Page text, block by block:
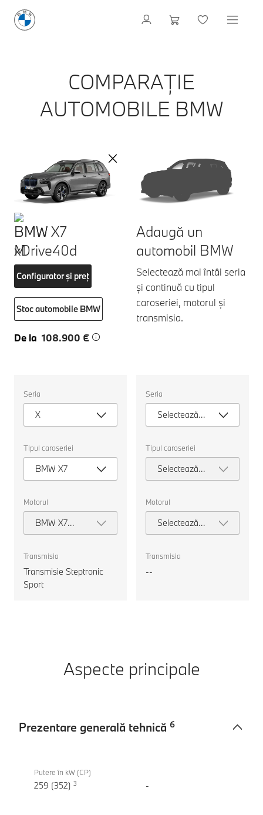
COMPARAȚIE
AUTOMOBILE BMW
BMW X7
xDrive40d
Configurator și preț
Stoc automobile BMW
De la 108.900 €
următoarele
proprietăți
pentru
a
o
mașină
pentru
comparație.
Seria
X
Tipul caroseriei
BMW X7
Motorul
BMW X7
xDrive40d
Transmisia
Transmisie Steptronic
Sport
Adaugă un
automobil BMW
Selectează mai întâi seria
și continuă cu tipul
caroseriei, motorul și
transmisia.
următoarele
proprietăți
pentru
a
o
mașină
pentru
comparație.
Seria
Selectează
seria
Tipul caroseriei
Selectează
tipul
Motorul
Selectează
motorul
Transmisia
--
Aspecte principale
Prezentare generală tehnică 6
generală
tehnică
xDrive40d
Putere în kW (CP)
259 (352) 3 -